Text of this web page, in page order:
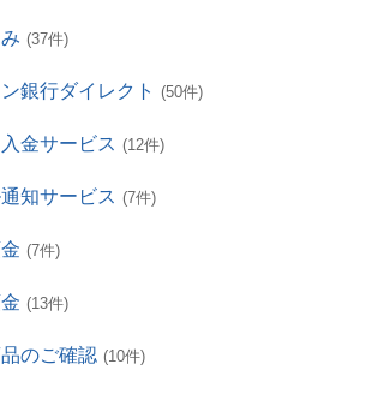
(37件)
銀行ダイレクト (50件)
金サービス (12件)
知サービス (7件)
(7件)
(13件)
のご確認 (10件)